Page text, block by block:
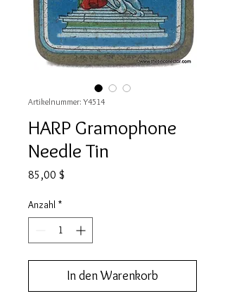
Artikelnummer: Y4514
HARP Gramophone
Needle Tin
85,00 $
Anzahl *
In den Warenkorb